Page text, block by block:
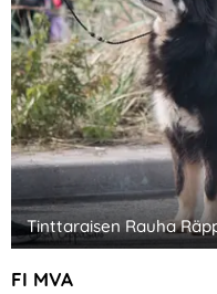
Tinttaraisen Rauha
FI MVA